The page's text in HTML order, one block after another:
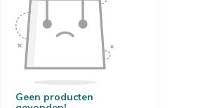
Geen producten